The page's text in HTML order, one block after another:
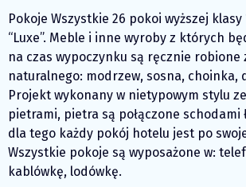
Pokoje Wszystkie 26 pokoi wyższej klasy
“Luxe”. Meble i inne wyroby z których
na czas wypoczynku są ręcznie robione
naturalnego: modrzew, sosna, choinka,
Projekt wykonany w nietypowym stylu
pietrami, pietra są połączone schodami
dla tego każdy pokój hotelu jest po
Wszystkie pokoje są wyposażone w:
kablówkę, lodówkę.